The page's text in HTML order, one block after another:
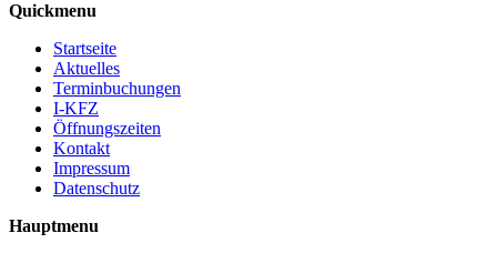
Quickmenu
Startseite
Aktuelles
Terminbuchungen
I-KFZ
Öffnungszeiten
Kontakt
Impressum
Datenschutz
Hauptmenu